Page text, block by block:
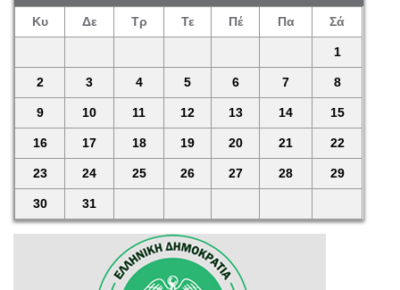
Κυ Δε Τρ Τε Πέ Πα Σά
1
2 3 4 5 6 7 8
9 10 11 12 13 14 15
16 17 18 19 20 21 22
23 24 25 26 27 28 29
30 31